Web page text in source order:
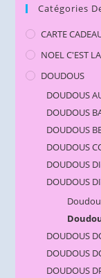
Catégories
CARTE
NOEL C'EST
DOUDOUS
DOUDOUS
DOUDOUS
DOUDOUS
DOUDOUS
DOUDOUS
DOUDOUS
DOUDOUS
DOUDOUS
DOUDOUS